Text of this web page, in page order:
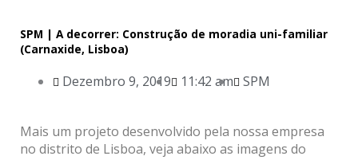
SPM | A decorrer: Construção de moradia uni-familiar
(Carnaxide, Lisboa)
Dezembro 9, 2019 11:42 am SPM
Mais um projeto desenvolvido pela nossa empresa
no distrito de Lisboa, veja abaixo as imagens do